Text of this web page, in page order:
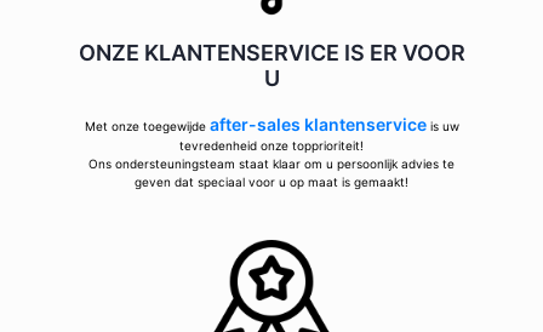
ONZE KLANTENSERVICE IS ER VOOR
U
Met onze toegewijde after-sales klantenserviceis uw
tevredenheid onze topprioriteit!
Ons ondersteuningsteam staat klaar om u persoonlijk advies te
geven dat speciaal voor u op maat is gemaakt!